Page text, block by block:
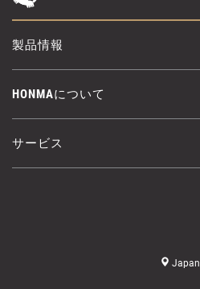
製品情報
HONMAについて
サービス
Japan